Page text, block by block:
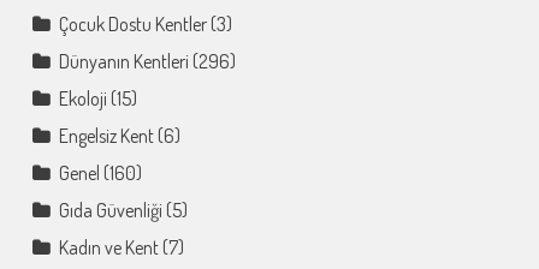
Çocuk Dostu Kentler(3)
Dünyanın Kentleri (296)
Ekoloji (15)
Engelsiz Kent(6)
Genel (160)
Gıda Güvenliği (5)
Kadın ve Kent(7)